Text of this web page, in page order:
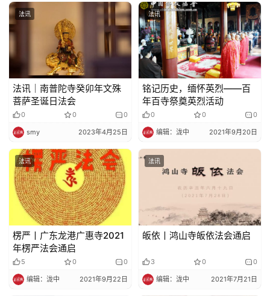
纪
录
佛
艺
术
政
策
法
规
责
声
明
法讯
法讯｜南普陀寺癸卯年文殊
菩萨圣诞日法会
0 0 0
smy 2023年4月25日
法讯
铭记历史，缅怀英烈——百
年百寺祭奠英烈活动
0 0 0
编辑：泷中 2021年9月20日
法讯
楞严丨广东龙港广惠寺2021
年楞严法会通启
5 0 0
编辑：泷中 2021年9月22日
法讯
皈依丨鸿山寺皈依法会通启
3 0 0
编辑：泷中 2021年7月21日